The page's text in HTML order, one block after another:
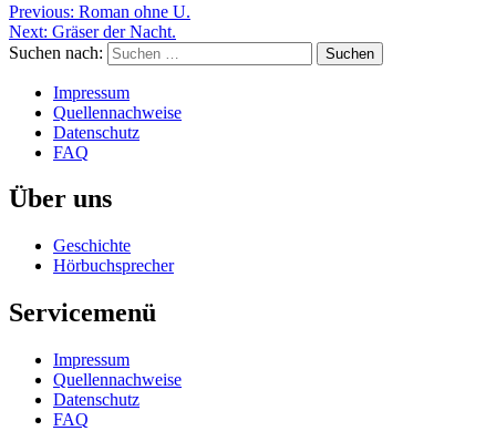
Previous: Roman ohne U.
Next: Gräser der Nacht.
Suchen nach:
Impressum
Quellennachweise
Datenschutz
FAQ
Über uns
Geschichte
Hörbuchsprecher
Servicemenü
Impressum
Quellennachweise
Datenschutz
FAQ